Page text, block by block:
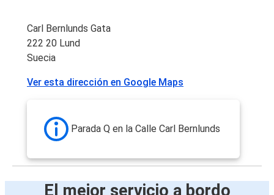
Carl Bernlunds Gata
222 20 Lund
Suecia
Ver esta dirección en Google Maps
Parada Q en la Calle Carl Bernlunds
El mejor servicio a bordo